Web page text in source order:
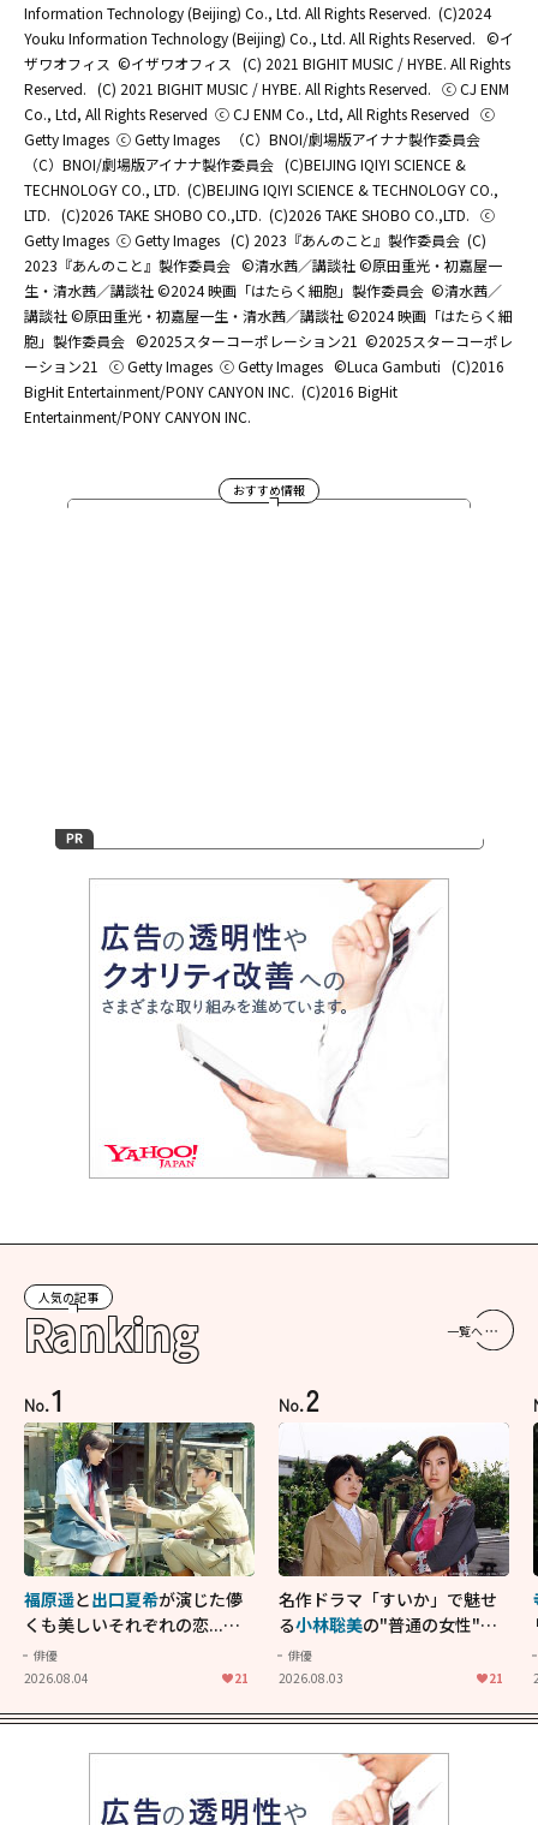
Information Technology (Beijing) Co., Ltd. All Rights Reserved. (C)2024
Youku Information Technology (Beijing) Co., Ltd. All Rights Reserved. ©イ
ザワオフィス ©イザワオフィス
(C) 2021 BIGHIT MUSIC / HYBE. All Rights
Reserved. (C) 2021 BIGHIT MUSIC / HYBE. All Rights Reserved. ⓒ CJ ENM
Co., Ltd, All Rights Reserved ⓒ CJ ENM Co., Ltd, All Rights Reserved ⓒ
Getty Images ⓒ Getty Images
（C）BNOI/劇場版アイナナ製作委員会
（C）BNOI/劇場版アイナナ製作委員会 (C)BEIJING IQIYI SCIENCE &
TECHNOLOGY CO., LTD. (C)BEIJING IQIYI SCIENCE & TECHNOLOGY CO.,
LTD. (C)2026 TAKE SHOBO CO.,LTD. (C)2026 TAKE SHOBO CO.,LTD. ⓒ
Getty Images ⓒ Getty Images (C) 2023『あんのこと』製作委員会 (C)
2023『あんのこと』製作委員会 ©清水茜／講談社 ©原田重光・初嘉屋一
生・清水茜／講談社 ©2024 映画「はたらく細胞」製作委員会 ©清水茜／
講談社 ©原田重光・初嘉屋一生・清水茜／講談社 ©2024 映画「はたらく細
胞」製作委員会 ©2025スターコーポレーション21 ©2025スターコーポレ
ーション21
ⓒ Getty Images ⓒ Getty Images ©Luca Gambuti (C)2016
BigHit Entertainment/PONY CANYON INC. (C)2016 BigHit
Entertainment/PONY CANYON INC.
おすすめ情報
人気の記事
Ranking 一覧へ
No.1
福原遥と出口夏希が演じた儚
くも美しいそれぞれの恋...生
きることの尊さを教えてくれ
た映画「あの花が咲く丘で、
俳優
2026.08.04
21
No.2
名作ドラマ「すいか」で魅せ
る小林聡美の"普通の女性"が
大人に刺さる...映画「かもめ
食堂」にも通じる静かな芝居
俳優
2026.08.03
21